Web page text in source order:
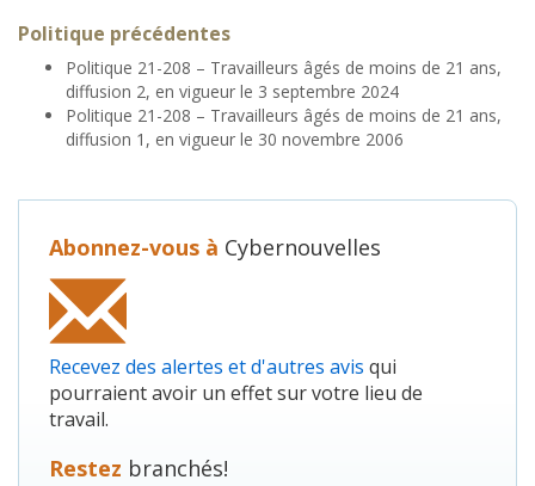
Politique précédentes
Politique 21-208 – Travailleurs âgés de moins de 21 ans,
diffusion 2, en vigueur le 3 septembre 2024
Politique 21-208 – Travailleurs âgés de moins de 21 ans,
diffusion 1, en vigueur le 30 novembre 2006
Abonnez-vous à Cybernouvelles
Recevez des alertes et d'autres avis qui
pourraient avoir un effet sur votre lieu de
travail.
Restez branchés!